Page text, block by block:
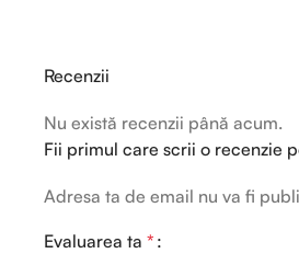
Recenzii
Nu există recenzii până acum.
Fii primul care scrii o recenzie
Adresa ta de email nu va fi
Evaluarea ta *